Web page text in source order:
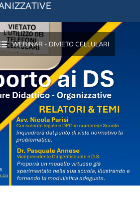
WEBINAR - DIVIETO CELLULARI